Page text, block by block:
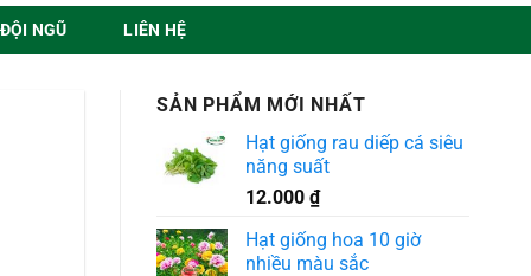
ĐỘI NGŨ LIÊN HỆ
SẢN PHẨM MỚI NHẤT
Hạt giống rau diếp cá siêu
năng suất
12.000 ₫
Hạt giống hoa 10 giờ
nhiều màu sắc